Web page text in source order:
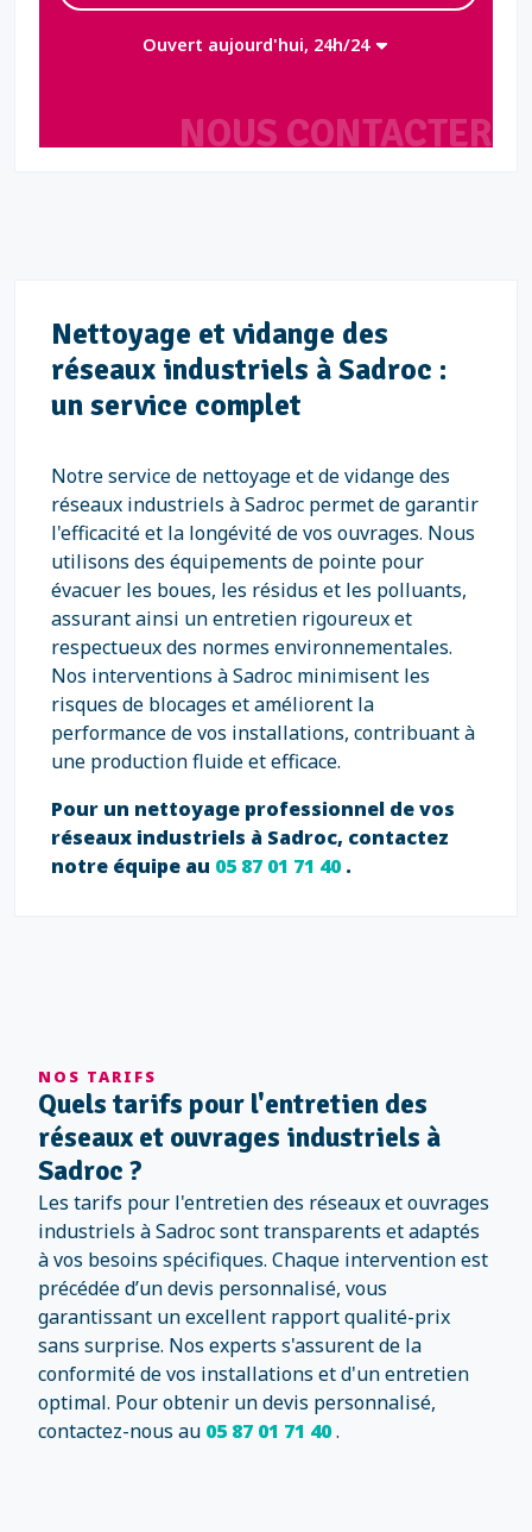
NOUS CONTACTER
Ouvert aujourd'hui, 24h/24
Nettoyage et vidange des
réseaux industriels à Sadroc :
un service complet
Notre service de nettoyage et de vidange des
réseaux industriels à Sadroc permet de garantir
l'efficacité et la longévité de vos ouvrages. Nous
utilisons des équipements de pointe pour
évacuer les boues, les résidus et les polluants,
assurant ainsi un entretien rigoureux et
respectueux des normes environnementales.
Nos interventions à Sadroc minimisent les
risques de blocages et améliorent la
performance de vos installations, contribuant à
une production fluide et efficace.
Pour un nettoyage professionnel de vos
réseaux industriels à Sadroc, contactez
notre équipe au 05 87 01 71 40.
NOS TARIFS
Quels tarifs pour l'entretien des
réseaux et ouvrages industriels à
Sadroc ?
Les tarifs pour l'entretien des réseaux et ouvrages
industriels à Sadroc sont transparents et adaptés
à vos besoins spécifiques. Chaque intervention est
précédée d’un devis personnalisé, vous
garantissant un excellent rapport qualité-prix
sans surprise. Nos experts s'assurent de la
conformité de vos installations et d'un entretien
optimal. Pour obtenir un devis personnalisé,
contactez-nous au 05 87 01 71 40.